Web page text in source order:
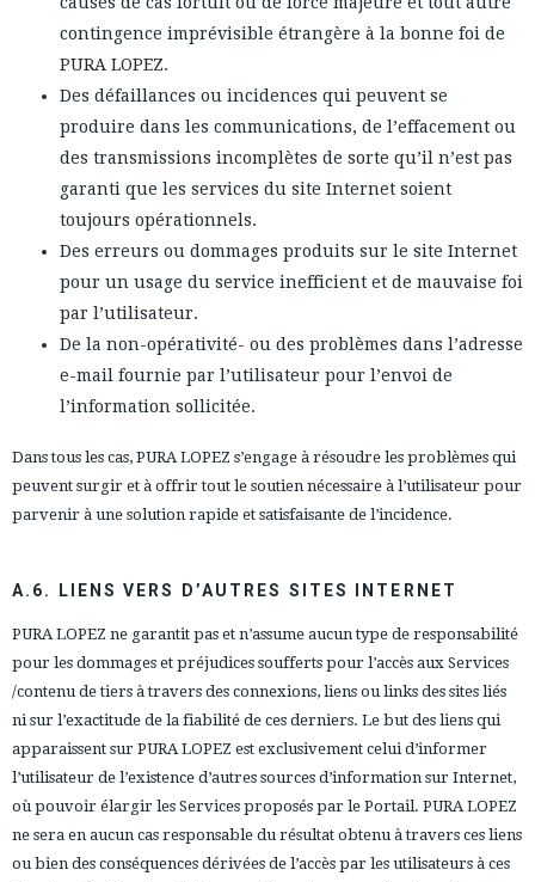
contingence imprévisible étrangère à la bonne foi de
PURA LOPEZ.
Des défaillances ou incidences qui peuvent se
produire dans les communications, de l’effacement ou
des transmissions incomplètes de sorte qu’il n’est pas
garanti que les services du site Internet soient
toujours opérationnels.
Des erreurs ou dommages produits sur le site Internet
pour un usage du service inefficient et de mauvaise foi
par l’utilisateur.
De la non-opérativité- ou des problèmes dans l’adresse
e-mail fournie par l’utilisateur pour l’envoi de
l’information sollicitée.
Dans tous les cas, PURA LOPEZ s’engage à résoudre les problèmes qui
peuvent surgir et à offrir tout le soutien nécessaire à l’utilisateur pour
parvenir à une solution rapide et satisfaisante de l’incidence.
A.6. LIENS VERS D’AUTRES SITES INTERNET
PURA LOPEZ ne garantit pas et n’assume aucun type de responsabilité
pour les dommages et préjudices soufferts pour l’accès aux Services
/contenu de tiers à travers des connexions, liens ou links des sites liés
ni sur l’exactitude de la fiabilité de ces derniers. Le but des liens qui
apparaissent sur PURA LOPEZ est exclusivement celui d’informer
l’utilisateur de l’existence d’autres sources d’information sur Internet,
où pouvoir élargir les Services proposés par le Portail. PURA LOPEZ
ne sera en aucun cas responsable du résultat obtenu à travers ces liens
ou bien des conséquences dérivées de l’accès par les utilisateurs à ces